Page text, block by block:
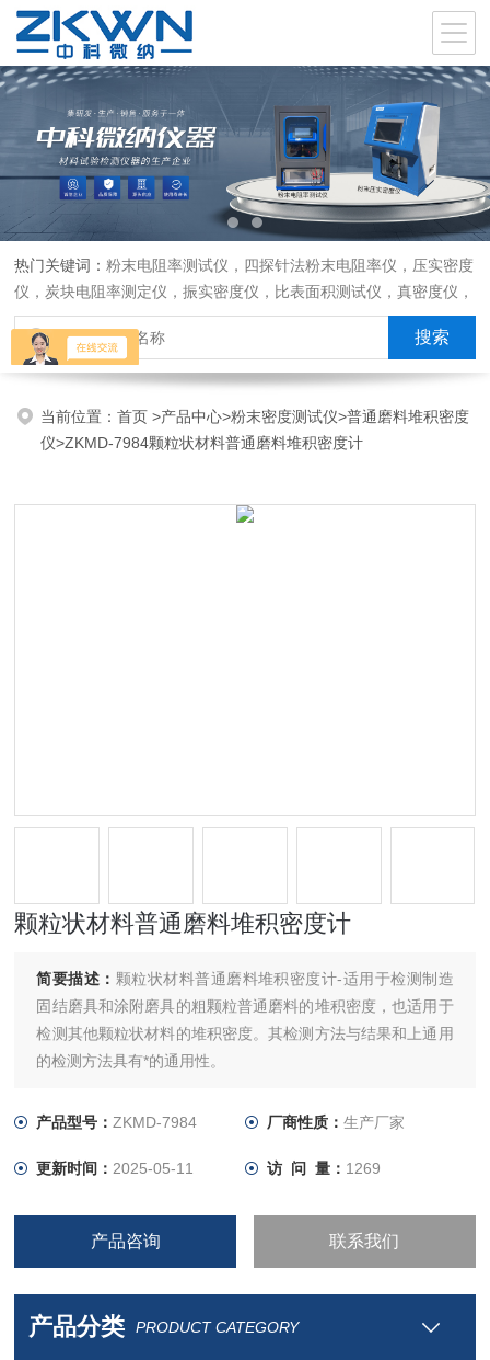
热门关键词：粉末电阻率测试仪，四探针法粉末电阻率仪，压实密度
仪，炭块电阻率测定仪，振实密度仪，比表面积测试仪，真密度仪，
炭块热膨胀仪，炭块透气率仪，炭块二氧化碳反应测定仪
当前位置：首页>产品中心>粉末密度测试仪>普通磨料堆积密度
仪>ZKMD-7984颗粒状材料普通磨料堆积密度计
颗粒状材料普通磨料堆积密度计
简要描述： 颗粒状材料普通磨料堆积密度计-适用于检测制造
固结磨具和涂附磨具的粗颗粒普通磨料的堆积密度，也适用于
检测其他颗粒状材料的堆积密度。其检测方法与结果和上通用
的检测方法具有*的通用性。
产品型号：ZKMD-7984 厂商性质： 生产厂家
更新时间： 2025-05-11 访 问 量： 1269
产品咨询 联系我们
产品分类 PRODUCT CATEGORY